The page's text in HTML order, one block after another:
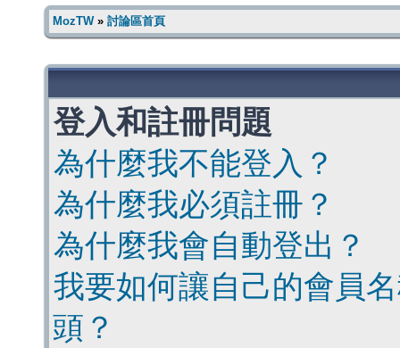
MozTW» 討論區首頁
登入和註冊問題
為什麼我不能登入？
為什麼我必須註冊？
為什麼我會自動登出？
我要如何讓自己的會員
頭？